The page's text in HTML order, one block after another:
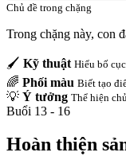
Chủ đề trong chặng
Trong chặng này, con
🖌️ Kỹ thuật Hiểu bố
🌈 Phối màu Biết tạo
💡 Ý tưởng Thể hiện
Buổi 13 - 16
Hoàn thiện